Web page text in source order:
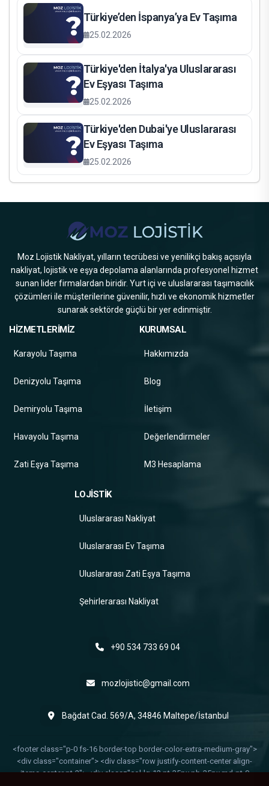
Türkiye’den İspanya’ya Ev Taşıma
25.02.2026
Türkiye'den İtalya'ya Uluslararası
Ev Eşyası Taşıma
25.02.2026
Türkiye'den Dubai'ye Uluslararası
Ev Eşyası Taşıma
25.02.2026
Moz Lojistik Nakliyat, yılların tecrübesi ve yenilikçi bakış açısıyla
nakliyat, lojistik ve eşya depolama alanlarında profesyonel hizmet
sunan lider firmalardan biridir. Yurt içi ve uluslararası taşımacılık
çözümleri ile müşterilerine güvenilir, hızlı ve ekonomik hizmetler
sunarak sektörde güçlü bir yer edinmiştir.
HİZMETLERİMİZ
Karayolu Taşıma
Denizyolu Taşıma
Demiryolu Taşıma
Havayolu Taşıma
Zati Eşya Taşıma
KURUMSAL
Hakkımızda
Blog
İletişim
Değerlendirmeler
M3 Hesaplama
LOJİSTİK
Uluslararası Nakliyat
Uluslararası Ev Taşıma
Uluslararası Zati Eşya Taşıma
Şehirlerarası Nakliyat
+90 534 733 69 04
mozlojistic@gmail.com
Bağdat Cad. 569/A, 34846 Maltepe/İstanbul
<footer class="p-0 fs-16 border-top border-color-extra-medium-gray">
<div class="container"> <div class="row justify-content-center align-
items-center pt-2"> <div class="col-lg-12 pt-35px pb-35px md-pt-0